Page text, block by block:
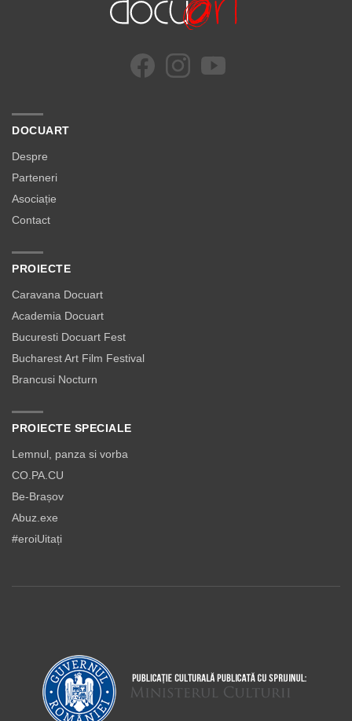
DOCUART
Despre
Parteneri
Asociație
Contact
PROIECTE
Caravana Docuart
Academia Docuart
Bucuresti Docuart Fest
Bucharest Art Film Festival
Brancusi Nocturn
PROIECTE SPECIALE
Lemnul, panza si vorba
CO.PA.CU
Be-Brașov
Abuz.exe
#eroiUitați